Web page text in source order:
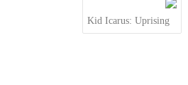
Kid Icarus: Uprising